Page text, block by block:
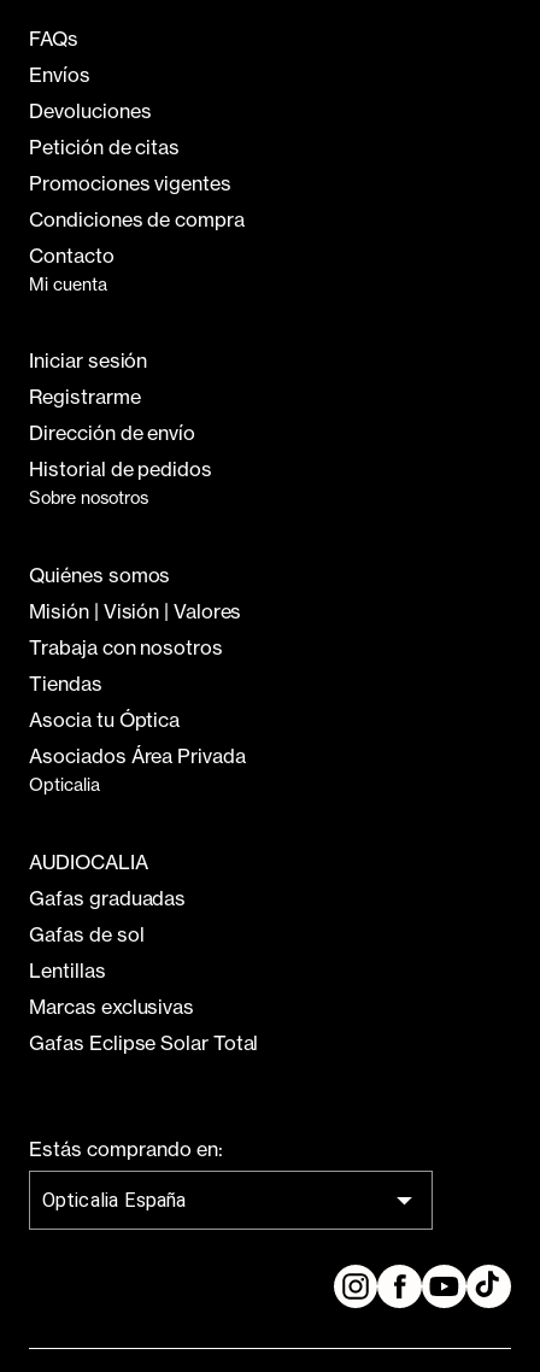
FAQs
Envíos
Devoluciones
Petición de citas
Promociones vigentes
Condiciones de compra
Contacto
Mi cuenta
Iniciar sesión
Registrarme
Dirección de envío
Historial de pedidos
Sobre nosotros
Quiénes somos
Misión | Visión | Valores
Trabaja con nosotros
Tiendas
Asocia tu Óptica
Asociados Área Privada
Opticalia
AUDIOCALIA
Gafas graduadas
Gafas de sol
Lentillas
Marcas exclusivas
Gafas Eclipse Solar Total
Estás comprando en:
Opticalia España